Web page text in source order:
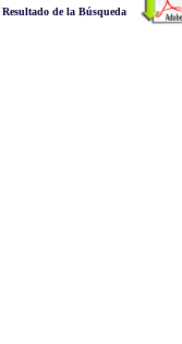
Resultado de la Búsqueda